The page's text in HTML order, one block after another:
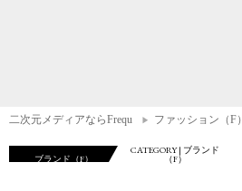
二次元メディアならFrequ ファッション（F）
ブランド（F）
CATEGORY | ブランド
（F）